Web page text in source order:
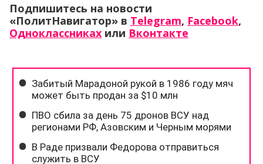
Подпишитесь на новости
«ПолитНавигатор» в Telegram, Facebook,
Одноклассниках или Вконтакте